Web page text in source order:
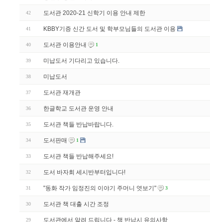
42 도서관 2020-21 신학기 이용 안내 제한
41 KBBY기증 신간 도서 및 학부모님들의 도서관 이용
40 도서관 이용안내 1
39 미납도서 기다리고 있습니다.
38 미납도서
37 도서관 재개관
36 한글학교 도서관 운영 안내
35 도서관 책들 반납바랍니다.
34 도서판매 1
33 도서관 책들 반납해주세요!
32 도서 바자회 세시반부터입니다!
31 "동화 작가 임정진의 이야기 주머니 엿보기" 3
30 도서관 책 대출 시간 조정
29 도서관에서 알려 드립니다 - 책 반납시 유의사항